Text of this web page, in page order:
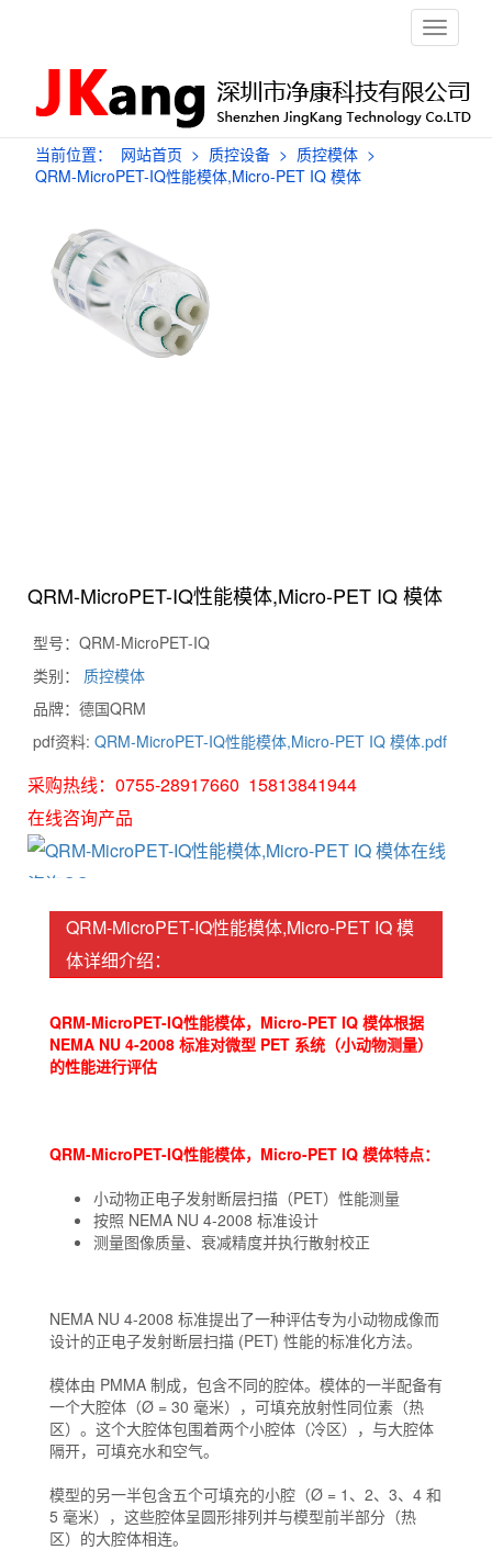
栏
目
航
当前位置： 网站首页 > 质控设备 > 质控模体 >
QRM-MicroPET-IQ性能模体,Micro-PET IQ 模体
QRM-MicroPET-IQ性能模体,Micro-PET IQ 模体
型号：QRM-MicroPET-IQ
类别：
质控模体
品牌：德国QRM
pdf资料: QRM-MicroPET-IQ性能模体,Micro-PET IQ 模体.pdf
采购热线：0755-28917660 15813841944
在线咨询产品
QRM-MicroPET-IQ性能模体,Micro-PET IQ 模
体详细介绍：
QRM-MicroPET-IQ性能模体，Micro-PET IQ 模体根据
NEMA NU 4-2008 标准对微型 PET 系统（小动物测量）
的性能进行评估
QRM-MicroPET-IQ性能模体，Micro-PET IQ 模体特点：
小动物正电子发射断层扫描（PET）性能测量
按照 NEMA NU 4-2008 标准设计
测量图像质量、衰减精度并执行散射校正
NEMA NU 4-2008 标准提出了一种评估专为小动物成像而
设计的正电子发射断层扫描 (PET) 性能的标准化方法。
模体由 PMMA 制成，包含不同的腔体。模体的一半配备有
一个大腔体（Ø = 30 毫米），可填充放射性同位素（热
区）。这个大腔体包围着两个小腔体（冷区），与大腔体
隔开，可填充水和空气。
模型的另一半包含五个可填充的小腔（Ø = 1、2、3、4 和
5 毫米），这些腔体呈圆形排列并与模型前半部分（热
区）的大腔体相连。